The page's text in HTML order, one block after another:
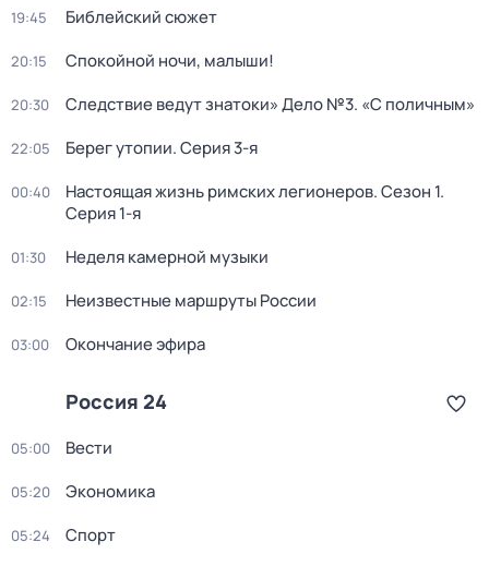
19:45 Библейский сюжет
20:15 Спокойной ночи, малыши!
20:30 Следствие ведут знатоки» Дело №3. «С поличным»
22:05 Берег утопии. Серия 3-я
00:40 Настоящая жизнь римских легионеров. Сезон 1.
Серия 1-я
01:30 Неделя камерной музыки
02:15 Неизвестные маршруты России
03:00 Окончание эфира
Россия 24
05:00 Вести
05:20 Экономика
05:24 Спорт